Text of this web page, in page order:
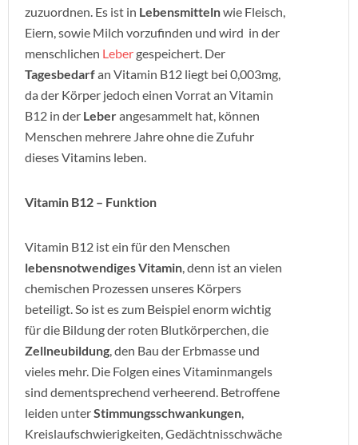
zuzuordnen. Es ist in Lebensmittelnwie Fleisch,
Eiern, sowie Milch vorzufinden und wird in der
menschlichen Lebergespeichert. Der
Tagesbedarfan Vitamin B12 liegt bei 0,003mg,
da der Körper jedoch einen Vorrat an Vitamin
B12 in der Leberangesammelt hat, können
Menschen mehrere Jahre ohne die Zufuhr
dieses Vitamins leben.
Vitamin B12 – Funktion
Vitamin B12 ist ein für den Menschen
lebensnotwendiges Vitamin, denn ist an vielen
chemischen Prozessen unseres Körpers
beteiligt. So ist es zum Beispiel enorm wichtig
für die Bildung der roten Blutkörperchen, die
Zellneubildung, den Bau der Erbmasse und
vieles mehr. Die Folgen eines Vitaminmangels
sind dementsprechend verheerend. Betroffene
leiden unterStimmungsschwankungen,
Kreislaufschwierigkeiten, Gedächtnisschwäche